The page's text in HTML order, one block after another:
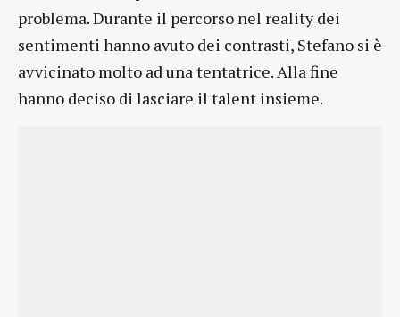
problema. Durante il percorso nel reality dei
sentimenti hanno avuto dei contrasti, Stefano si è
avvicinato molto ad una tentatrice. Alla fine
hanno deciso di lasciare il talent insieme.